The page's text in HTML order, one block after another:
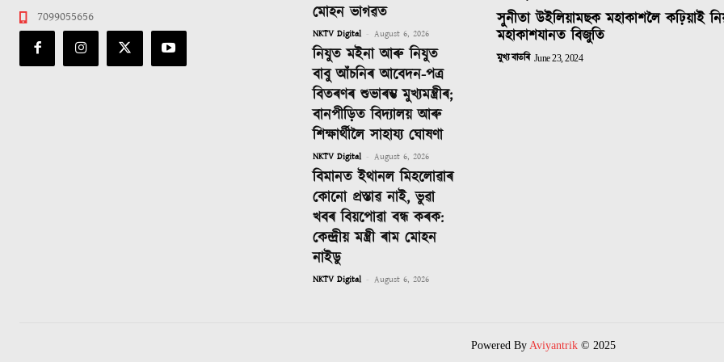
7099055656
মোহন ভাগৱত
NKTV Digital - August 6, 2026
নিযুত মইনা আৰু নিযুত
বাবু আঁচনিৰ আবেদন-পত্ৰ
বিতৰণৰ শুভাৰম্ভ মুখ্যমন্ত্ৰীৰ;
বানপীড়িত বিদ্যালয় আৰু
শিক্ষাৰ্থীলৈ সাহায্য ঘোষণা
NKTV Digital - August 6, 2026
বিমানত ইথানল মিহলোৱাৰ
কোনো প্ৰস্তাৱ নাই, ভুৱা
খবৰ বিয়পোৱা বন্ধ কৰক:
কেন্দ্ৰীয় মন্ত্ৰী ৰাম মোহন
নাইডু
NKTV Digital - August 6, 2026
সুনীতা উইলিয়ামছক মহাকাশলৈ কঢ়িয়াই
মহাকাশযানত বিজুতি
মুখ্য বাতৰি June 23, 2024
Powered By Aviyantrik © 2025